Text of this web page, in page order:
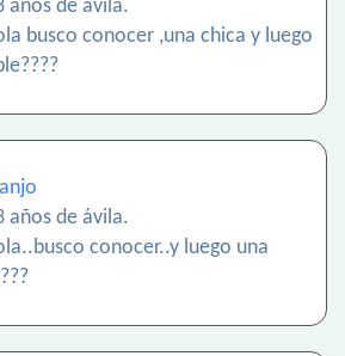
años de ávila.
busco conocer ,una chica y luego
años de ávila.
conocer..y luego una